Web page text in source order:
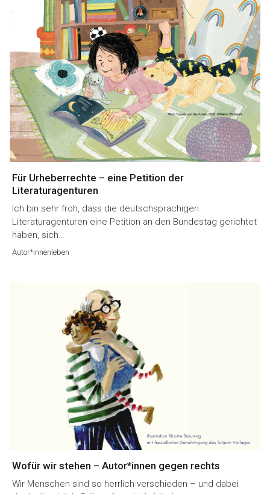
Für Urheberrechte – eine Petition der
Literaturagenturen
Ich bin sehr froh, dass die deutschsprachigen
Literaturagenturen eine Petition an den Bundestag gerichtet
haben, sich…
Autor*innenleben
Wofür wir stehen – Autor*innen gegen rechts
Wir Menschen sind so herrlich verschieden – und dabei